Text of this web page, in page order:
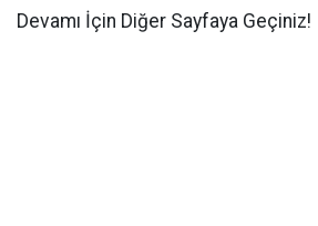
Devamı İçin Diğer Sayfaya Geçiniz!